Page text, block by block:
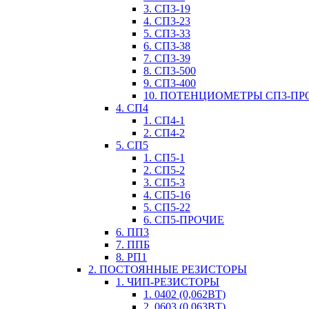
3. СП3-19
4. СП3-23
5. СП3-33
6. СП3-38
7. СП3-39
8. СП3-500
9. СП3-400
10. ПОТЕНЦИОМЕТРЫ СП3-
4. СП4
1. СП4-1
2. СП4-2
5. СП5
1. СП5-1
2. СП5-2
3. СП5-3
4. СП5-16
5. СП5-22
6. СП5-ПРОЧИЕ
6. ПП3
7. ППБ
8. РП1
2. ПОСТОЯННЫЕ РЕЗИСТОРЫ
1. ЧИП-РЕЗИСТОРЫ
1. 0402 (0,062ВТ)
2. 0603 (0,063ВТ)